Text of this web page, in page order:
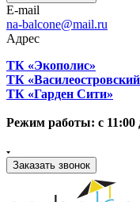
E-mail
na-balcone@mail.ru
Адрес
ТК «Экополис»
ТК
ТК «Гарден Сити»
Режим работы: с 11:00
Заказать звонок